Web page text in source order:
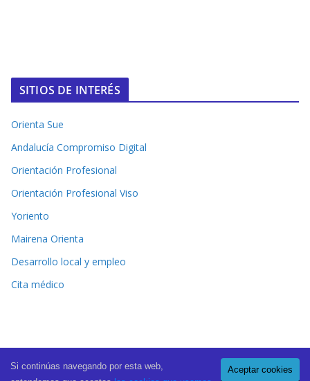
SITIOS DE INTERÉS
Orienta Sue
Andalucía Compromiso Digital
Orientación Profesional
Orientación Profesional Viso
Yoriento
Mairena Orienta
Desarrollo local y empleo
Cita médico
Copyright © 2026 El Periódico de Mairena . All rights reserved.
Aceptar cookies
Si continúas navegando por esta web,